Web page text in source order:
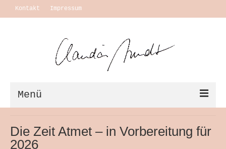
Kontakt Impressum
Menü
Die Zeit Atmet – in Vorbereitung für
2026